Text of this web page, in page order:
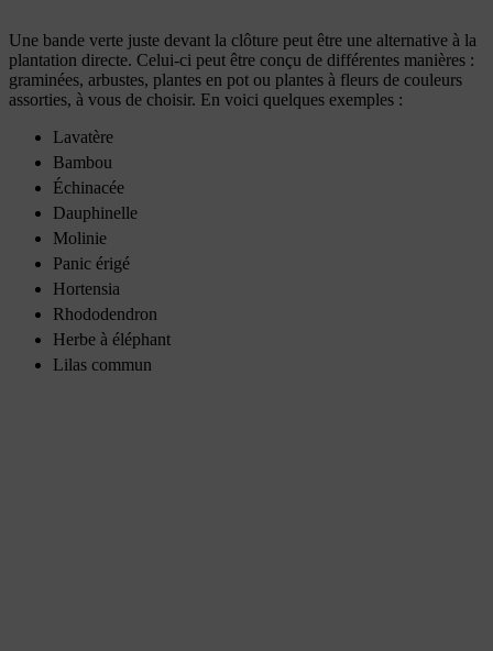
Une bande verte juste devant la clôture peut être une alternative à la
plantation directe. Celui-ci peut être conçu de différentes manières :
graminées, arbustes, plantes en pot ou plantes à fleurs de couleurs
assorties, à vous de choisir. En voici quelques exemples :
Lavatère
Bambou
Échinacée
Dauphinelle
Molinie
Panic érigé
Hortensia
Rhododendron
Herbe à éléphant
Lilas commun